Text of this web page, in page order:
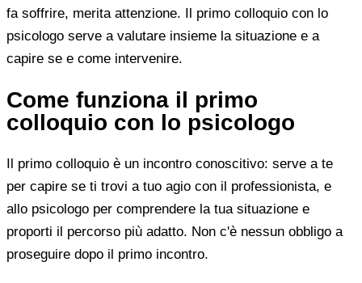
fa soffrire, merita attenzione. Il primo colloquio con lo
psicologo serve a valutare insieme la situazione e a
capire se e come intervenire.
Come funziona il primo
colloquio con lo psicologo
Il primo colloquio è un incontro conoscitivo: serve a te
per capire se ti trovi a tuo agio con il professionista, e
allo psicologo per comprendere la tua situazione e
proporti il percorso più adatto. Non c'è nessun obbligo a
proseguire dopo il primo incontro.